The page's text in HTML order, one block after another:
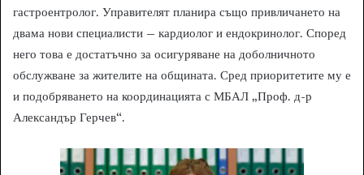
гастроентролог. Управителят планира също привличането на
двама нови специалисти – кардиолог и ендокринолог. Според
него това е достатъчно за осигуряване на доболничното
обслужване за жителите на общината. Сред приоритетите му е
и подобряването на координацията с МБАЛ „Проф. д-р
Александър Герчев“.